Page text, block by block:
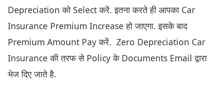
Depreciation को Select करें. इतना करते ही आपका Car
Insurance Premium Increase हो जाएगा. इसके बाद
Premium Amount Pay करें. Zero Depreciation Car
Insurance की तरफ से Policy के Documents Email द्वारा
भेज दिए जाते है.